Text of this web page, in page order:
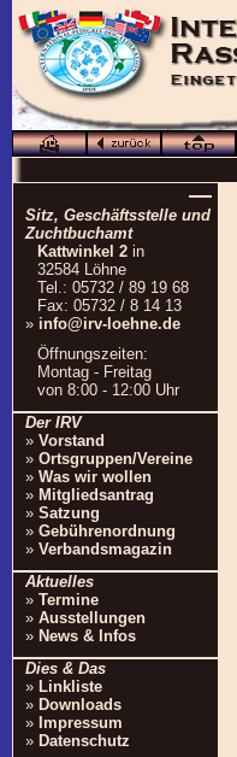
—
Sitz, Geschäftsstelle und
Zuchtbuchamt
Kattwinkel 2 in
32584 Löhne
Tel.: 05732 / 89 19 68
Fax: 05732 / 8 14 13
» info@irv-loehne.de
Öffnungszeiten:
Montag - Freitag
von 8:00 - 12:00 Uhr
Der IRV
» Vorstand
» Ortsgruppen/Vereine
» Was wir wollen
» Mitgliedsantrag
» Satzung
» Gebührenordnung
» Verbandsmagazin
Aktuelles
» Termine
» Ausstellungen
» News & Infos
Dies & Das
» Linkliste
» Downloads
» Impressum
» Datenschutz